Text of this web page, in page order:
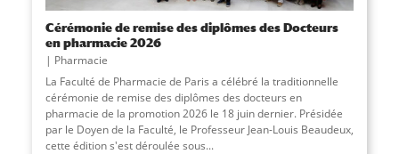
Cérémonie de remise des diplômes des Docteurs
en pharmacie 2026
Pharmacie
La Faculté de Pharmacie de Paris a célébré la traditionnelle
cérémonie de remise des diplômes des docteurs en
pharmacie de la promotion 2026 le 18 juin dernier. Présidée
par le Doyen de la Faculté, le Professeur Jean-Louis Beaudeux,
cette édition s'est déroulée sous...